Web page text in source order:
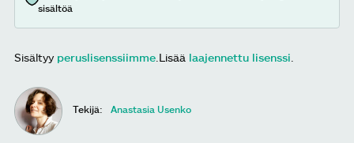
sisältöä
Sisältyy peruslisenssiimme Lisää laajennettu lisenssi
Tekijä: Anastasia Usenko